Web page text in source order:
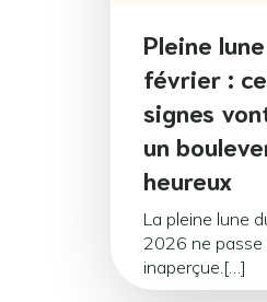
Pleine
février :
signes
un
heureux
La pleine lune
2026 ne passe
inaperçue.[…]